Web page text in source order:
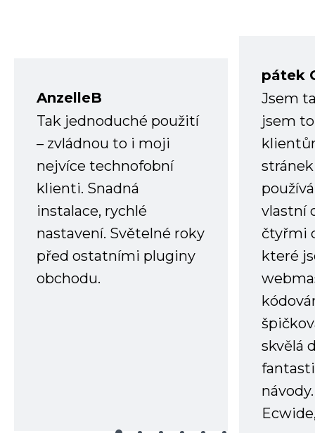
AnzelleB
Tak jednoduché použití
– zvládnou to i moji
nejvíce technofobní
klienti. Snadná
instalace, rychlé
nastavení. Světelné roky
před ostatními pluginy
obchodu.
pátek
Jsem
jsem
vlastní
čtyřmi
které
skvělá